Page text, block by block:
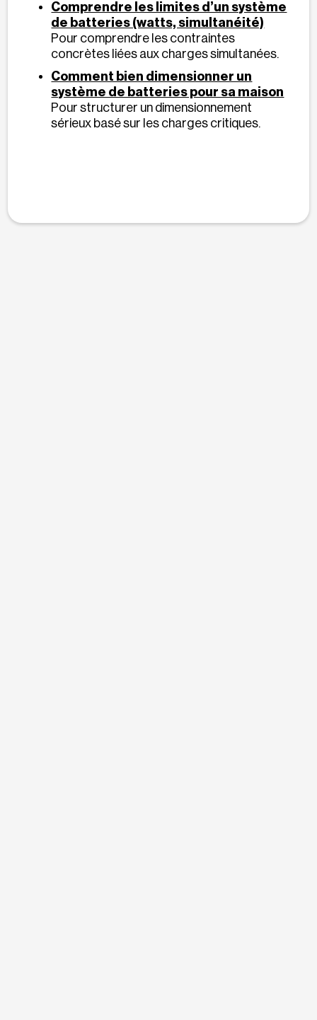
Comprendre les limites d’un système
de batteries (watts, simultanéité)
Pour comprendre les contraintes
concrètes liées aux charges simultanées.
Comment bien dimensionner un
système de batteries pour sa maison
Pour structurer un dimensionnement
sérieux basé sur les charges critiques.